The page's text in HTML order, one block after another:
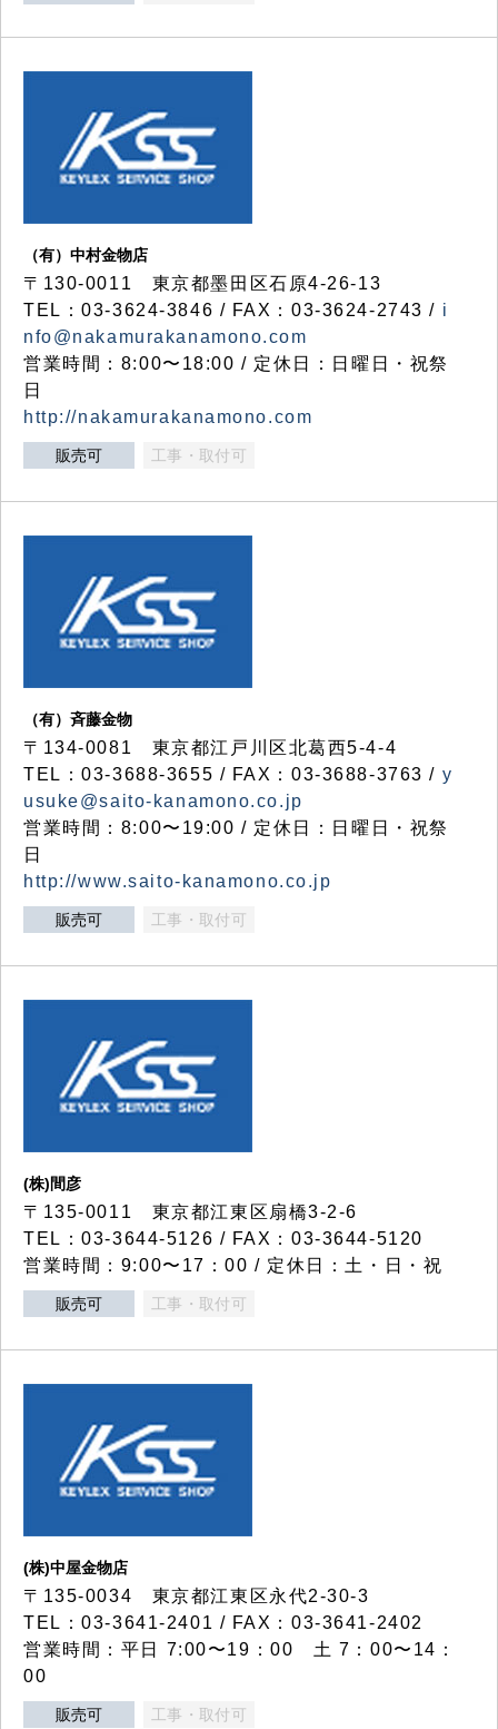
（有）中村金物店
〒130-0011 東京都墨田区石原4-26-13
TEL：03-3624-3846 / FAX：03-3624-2743 / i
nfo@nakamurakanamono.com
営業時間：8:00〜18:00 / 定休日：日曜日・祝祭
日
http://nakamurakanamono.com
販売可 工事・取付可
（有）斉藤金物
〒134-0081 東京都江戸川区北葛西5-4-4
TEL：03-3688-3655 / FAX：03-3688-3763 / y
usuke@saito-kanamono.co.jp
営業時間：8:00〜19:00 / 定休日：日曜日・祝祭
日
http://www.saito-kanamono.co.jp
販売可 工事・取付可
(株)間彦
〒135-0011 東京都江東区扇橋3-2-6
TEL：03-3644-5126 / FAX：03-3644-5120
営業時間：9:00〜17：00 / 定休日：土・日・祝
販売可 工事・取付可
(株)中屋金物店
〒135-0034 東京都江東区永代2-30-3
TEL：03-3641-2401 / FAX：03-3641-2402
営業時間：平日 7:00〜19：00 土 7：00〜14：
00
販売可 工事・取付可